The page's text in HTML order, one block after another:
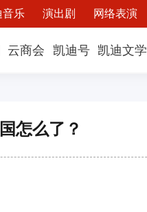
音乐 演出剧 网络表演
云商会 凯迪号 凯迪文学
怎么了？